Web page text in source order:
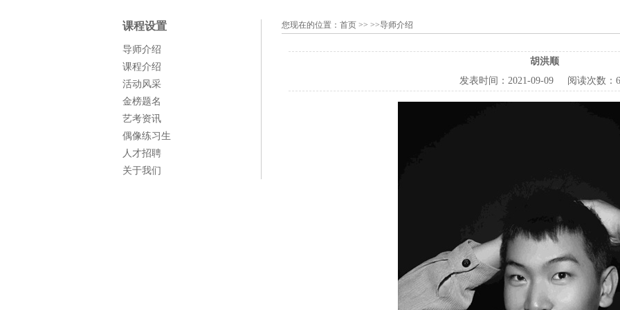
课程设置
导师介绍
课程介绍
活动风采
金榜题名
艺考资讯
偶像练习生
人才招聘
关于我们
您现在的位置： 首页 >> >>导师介绍
胡洪顺
发表时间： 2021-09-09阅读次数：